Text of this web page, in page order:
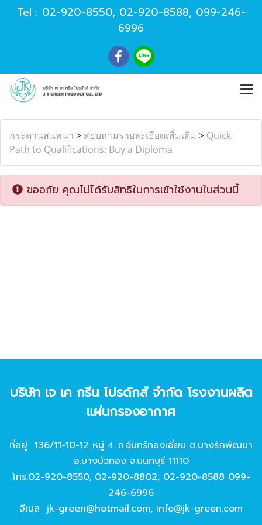
Tel : 02-920-8550, 02-920-8588, 099-246-
6996
กระดานสนทนา > สอบถามรายละเอียดเพิ่มเติม > Quick
Path to Qualifications: Buy a Diploma
ขออภัย คุณไม่ได้รับสิทธิในการเข้าใช้งานในส่วนนี้
บริษัท เจ เค กรีน โปรดักส์ จํากัด โรงงานผลิต
แผ่นกรองอากาศ
ที่อยู่ 136/11-10-12 หมู่ 4 ถ.จันทร์ทองเอี่ยม ต.บางรักพัฒนา
อ.บางบัวทอง จ.นนทบุรี 11110
โทร.02-920-8550, 02-920-8802, 02-920-8588 099-
246-6996
อีเมล jk-green@hotmail.com, info@jk-green.com